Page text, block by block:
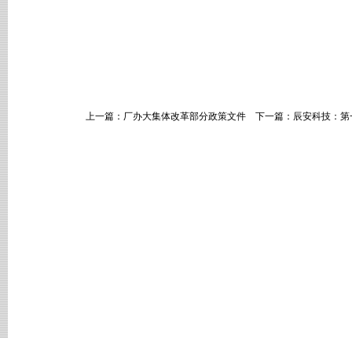
上一篇： 厂办大集体改革部分政策文件 下一篇： 辰安科技：